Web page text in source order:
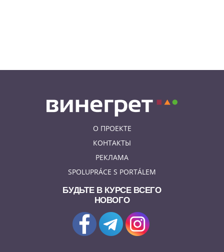
О ПРОЕКТЕ
КОНТАКТЫ
РЕКЛАМА
SPOLUPRÁCE S PORTÁLEM
БУДЬТЕ В КУРСЕ ВСЕГО
НОВОГО